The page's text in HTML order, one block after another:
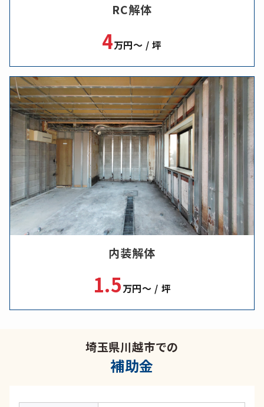
RC解体
4万円～ / 坪
内装解体
1.5万円～ / 坪
埼玉県川越市での
補助金